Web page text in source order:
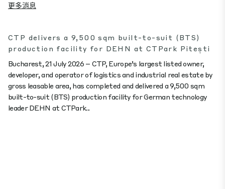
更多消息
CTP delivers a 9,500 sqm built-to-suit (BTS)
production facility for DEHN at CTPark Pitești
Bucharest, 21 July 2026 – CTP, Europe’s largest listed owner,
developer, and operator of logistics and industrial real estate by
gross leasable area, has completed and delivered a 9,500 sqm
built-to-suit (BTS) production facility for German technology
leader DEHN at CTPark...